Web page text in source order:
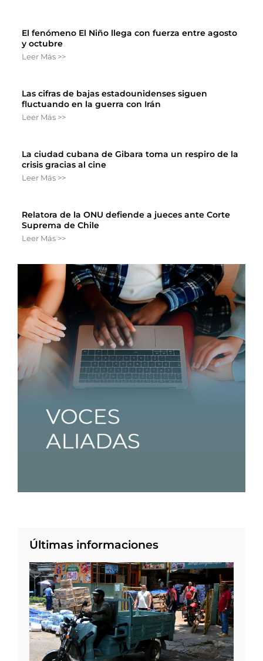
El fenómeno El Niño llega con fuerza entre agosto
y octubre
Leer Más >>
Las cifras de bajas estadounidenses siguen
fluctuando en la guerra con Irán
Leer Más >>
La ciudad cubana de Gibara toma un respiro de la
crisis gracias al cine
Leer Más >>
Relatora de la ONU defiende a jueces ante Corte
Suprema de Chile
Leer Más >>
Últimas informaciones